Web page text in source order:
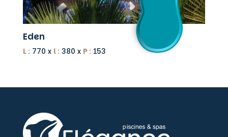
Eden
L :770 x l :380 x P :153